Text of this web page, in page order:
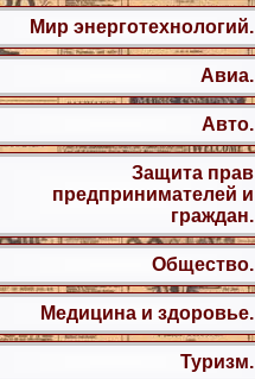
Мир энерготехнологий.
Авиа.
Авто.
Защита прав
предпринимателей и
граждан.
Общество.
Медицина и здоровье.
Туризм.